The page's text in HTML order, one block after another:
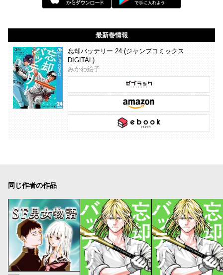
最新巻情報
忘却バッテリー 24 (ジャンプコミックス
DIGITAL)
みかわ絵子
同じ作者の作品